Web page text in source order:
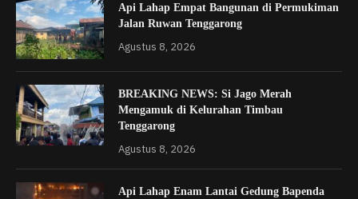
Api Lahap Empat Bangunan di Permukiman
Jalan Ruwan Tenggarong
Agustus 8, 2026
BREAKING NEWS: Si Jago Merah
Mengamuk di Kelurahan Timbau
Tenggarong
Agustus 8, 2026
Api Lahap Enam Lantai Gedung Bapenda